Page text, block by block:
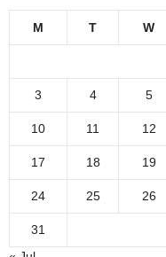
M T W
3 4 5
10 11 12
17 18 19
24 25 26
31